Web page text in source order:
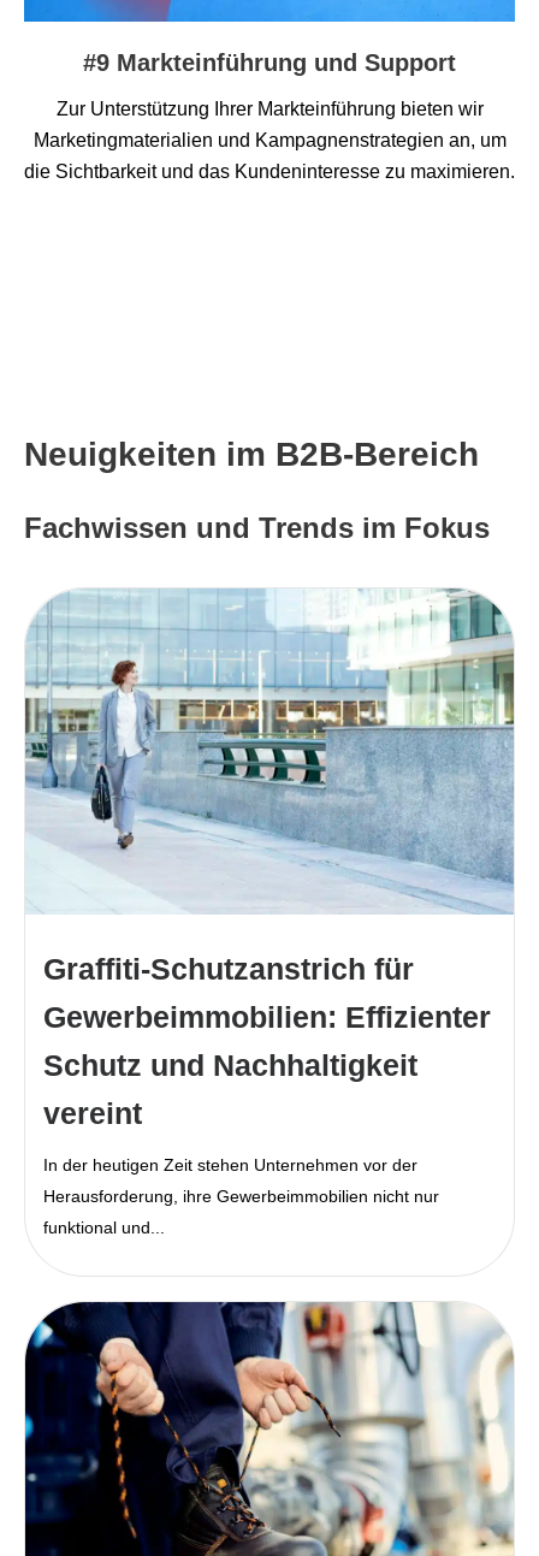
#9 Markteinführung und Support
Zur Unterstützung Ihrer Markteinführung bieten wir
Marketingmaterialien und Kampagnenstrategien an, um
die Sichtbarkeit und das Kundeninteresse zu maximieren.
Neuigkeiten im B2B-Bereich
Fachwissen und Trends im Fokus
Graffiti-Schutzanstrich für
Gewerbeimmobilien: Effizienter
Schutz und Nachhaltigkeit
vereint
In der heutigen Zeit stehen Unternehmen vor der
Herausforderung, ihre Gewerbeimmobilien nicht nur
funktional und...